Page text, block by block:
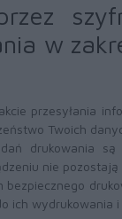
w
przesyłania
Twoich
drukowania są
nie pozostają
bezpiecznego
ich wydrukowania i